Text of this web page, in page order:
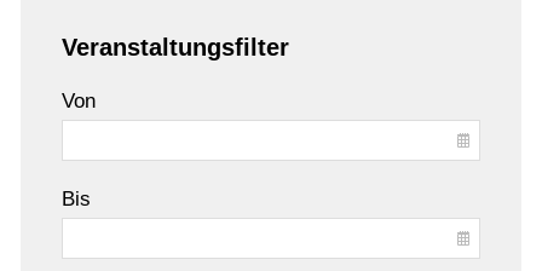
Veranstaltungsfilter
Von
Bis